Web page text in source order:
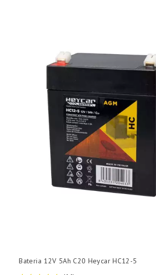
Bateria 12V 5Ah C20 Heycar HC12-5